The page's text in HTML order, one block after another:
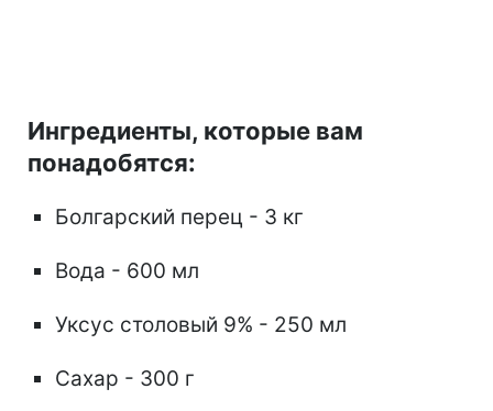
Ингредиенты, которые вам
понадобятся:
Болгарский перец - 3 кг
Вода - 600 мл
Уксус столовый 9% - 250 мл
Сахар - 300 г